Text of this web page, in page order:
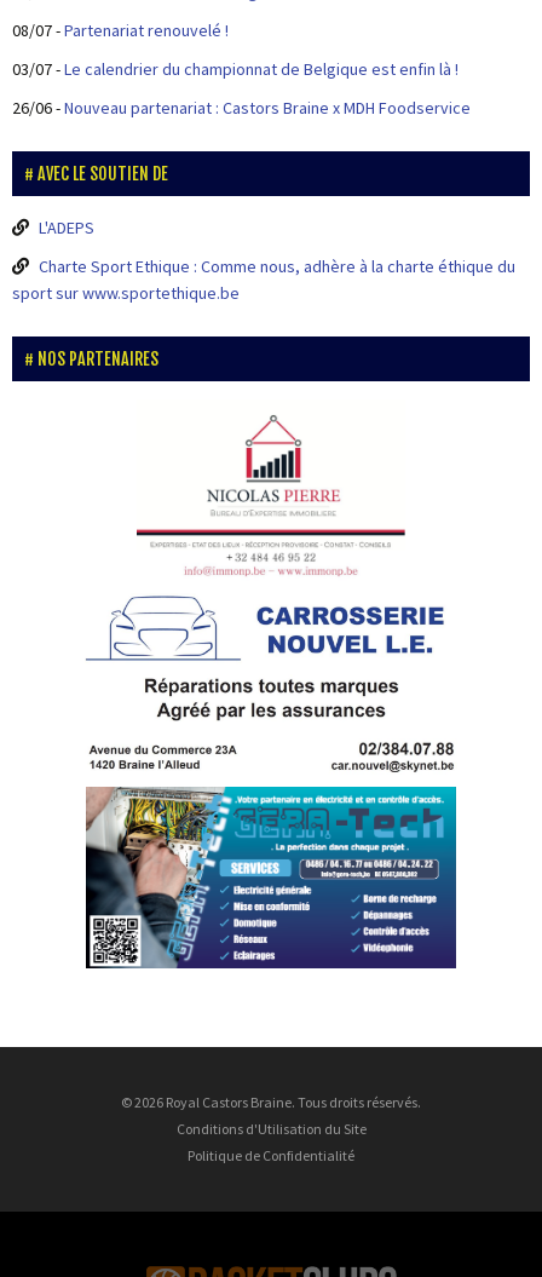
08/07-Partenariat renouvelé !
03/07-Le calendrier du championnat de Belgique est enfin là !
26/06-Nouveau partenariat : Castors Braine x MDH Foodservice
AVEC LE SOUTIEN DE
L'ADEPS
Charte Sport Ethique : Comme nous, adhère à la charte éthique du
sport sur www.sportethique.be
NOS PARTENAIRES
© 2026 Royal Castors Braine. Tous droits réservés.
Conditions d'Utilisation du Site
Politique de Confidentialité